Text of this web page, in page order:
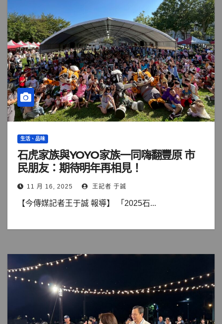
生活、品味
石虎家族與YOYO家族一同嗨翻豐原 市
民朋友：期待明年再相見！
11 月 16, 2025 王記者 于誠
【今傳媒記者王于誠 報導】 「2025石...